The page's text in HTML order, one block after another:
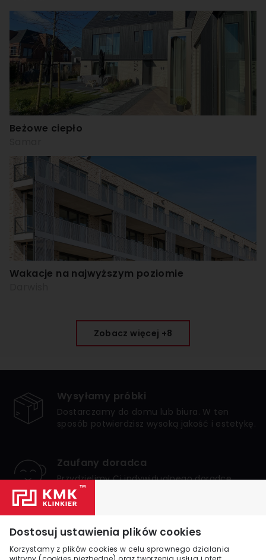
Beżowe ciepło
Wakacje na najwyższym poziomie
Zobacz więcej +8
Dostosuj ustawienia plików cookies
Korzystamy z plików cookies w celu sprawnego działania
Wysyłamy próbki
Dostarczamy do domu lub biura. W ten
sposób potwierdzisz wysoką jakość i estetykę.
Zaufany doradca
Przydzielimy Ci indywidualnego doradcę,
który zagwarantuje bezpieczne i udane
zakupy.
Numer 1 w Polsce
Jesteśmy liderem internetowej sprzedaży
klinkieru w Polsce. Zaufało nam wielu